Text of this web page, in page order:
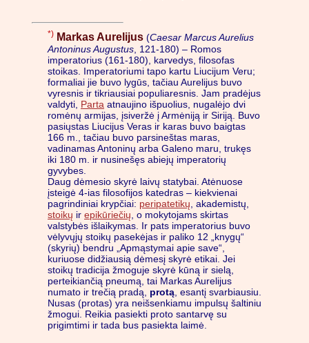
*) Markas Aurelijus (Caesar Marcus Aurelius
Antoninus Augustus , 121-180) – Romos
imperatorius (161-180), karvedys, filosofas
stoikas. Imperatoriumi tapo kartu Liucijum Veru;
formaliai jie buvo lygūs, tačiau Aurelijus buvo
vyresnis ir tikriausiai populiaresnis. Jam pradėjus
valdyti, Parta atnaujino išpuolius, nugalėjo dvi
romėnų armijas, įsiveržė į Armėniją ir Siriją. Buvo
pasiųstas Liucijus Veras ir karas buvo baigtas
166 m., tačiau buvo parsineštas maras,
vadinamas Antoninų arba Galeno maru, trukęs
iki 180 m. ir nusinešęs abiejų imperatorių
gyvybes.
Daug dėmesio skyrė laivų statybai. Atėnuose
įsteigė 4-ias filosofijos katedras – kiekvienai
pagrindiniai krypčiai: peripatetikų , akademistų,
stoikų ir epikūriečių , o mokytojams skirtas
valstybės išlaikymas. Ir pats imperatorius buvo
vėlyvųjų stoikų pasekėjas ir paliko 12 „knygų“
(skyrių) bendru „Apmąstymai apie save“,
kuriuose didžiausią dėmesį skyrė etikai. Jei
stoikų tradicija žmoguje skyrė kūną ir sielą,
perteikiančią pneumą, tai Markas Aurelijus
numato ir trečią pradą, protą , esantį svarbiausiu.
Nusas (protas) yra neišsenkiamu impulsų šaltiniu
žmogui. Reikia pasiekti proto santarvę su
prigimtimi ir tada bus pasiekta laimė.